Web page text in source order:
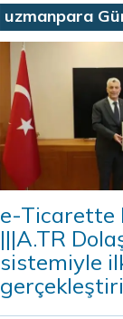
uzmanpara
e-Ticarette
|||A.TR
sistemiyle